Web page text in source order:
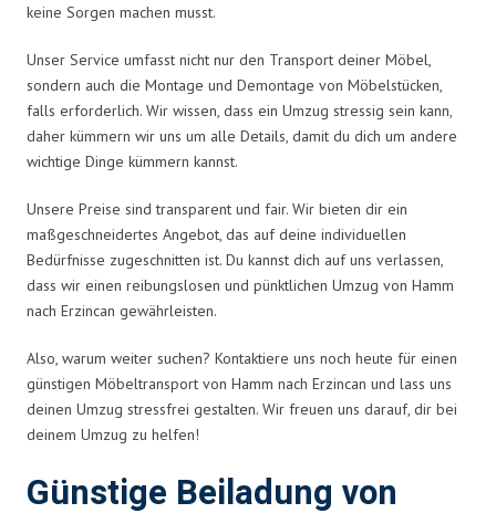
keine Sorgen machen musst.
Unser Service umfasst nicht nur den Transport deiner Möbel,
sondern auch die Montage und Demontage von Möbelstücken,
falls erforderlich. Wir wissen, dass ein Umzug stressig sein kann,
daher kümmern wir uns um alle Details, damit du dich um andere
wichtige Dinge kümmern kannst.
Unsere Preise sind transparent und fair. Wir bieten dir ein
maßgeschneidertes Angebot, das auf deine individuellen
Bedürfnisse zugeschnitten ist. Du kannst dich auf uns verlassen,
dass wir einen reibungslosen und pünktlichen Umzug von Hamm
nach Erzincan gewährleisten.
Also, warum weiter suchen? Kontaktiere uns noch heute für einen
günstigen Möbeltransport von Hamm nach Erzincan und lass uns
deinen Umzug stressfrei gestalten. Wir freuen uns darauf, dir bei
deinem Umzug zu helfen!
Günstige Beiladung von